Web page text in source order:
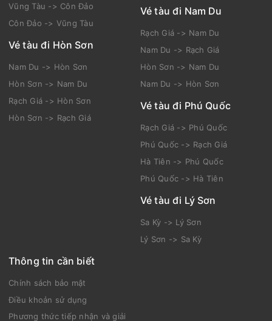
Vũng Tàu -> Côn Đảo
Côn Đảo -> Vũng Tàu
Vé tàu đi Hòn Sơn
Nam Du -> Hòn Sơn
Hòn Sơn -> Nam Du
Rạch Giá -> Hòn Sơn
Hòn Sơn -> Rạch Giá
Vé tàu đi Nam Du
Rạch Giá -> Nam Du
Nam Du -> Rạch Giá
Hòn Sơn -> Nam Du
Nam Du -> Hòn Sơn
Vé tàu đi Phú Quốc
Rạch Giá -> Phú Quốc
Phú Quốc -> Rạch Giá
Hà Tiên -> Phú Quốc
Phú Quốc -> Hà Tiên
Vé tàu đi Lý Sơn
Sa Kỳ -> Lý Sơn
Lý Sơn -> Sa Kỳ
Thông tin cần biết
Chính sách bảo mật
Điều khoản sử dụng
Phương thức tiếp nhận và giải